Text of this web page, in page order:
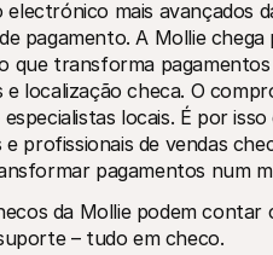
mais avançados
pagamento. A Mollie chega
transforma
localização checa. O
locais. É por
e profissionais de vendas
pagamentos num
da Mollie podem
– tudo em checo.